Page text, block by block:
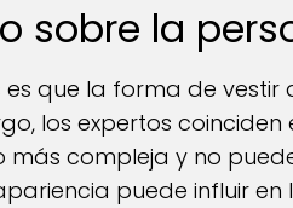
sobre la
que la forma de
los expertos
más compleja y no
puede influir